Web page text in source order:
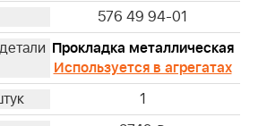
576 49 94-01
Прокладка металлическая
Используется в агрегатах
1